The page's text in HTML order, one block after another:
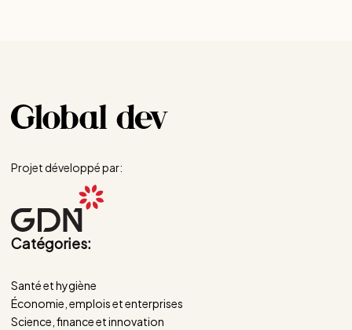
Projet développé par:
Catégories:
Santé et hygiène
Économie, emplois et enterprises
Science, finance et innovation